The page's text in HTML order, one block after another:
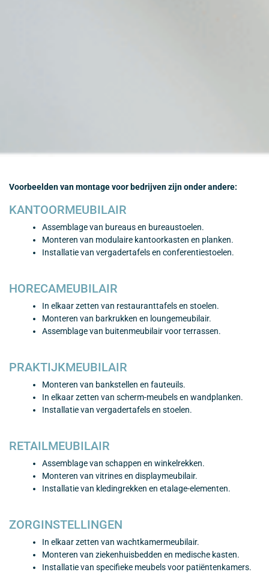
Voorbeelden van montage voor bedrijven zijn onder andere:
KANTOORMEUBILAIR
Assemblage van bureaus en bureaustoelen.
Monteren van modulaire kantoorkasten en planken.
Installatie van vergadertafels en conferentiestoelen.
HORECAMEUBILAIR
In elkaar zetten van restauranttafels en stoelen.
Monteren van barkrukken en loungemeubilair.
Assemblage van buitenmeubilair voor terrassen.
PRAKTIJKMEUBILAIR
Monteren van bankstellen en fauteuils.
In elkaar zetten van scherm-meubels en wandplanken.
Installatie van vergadertafels en stoelen.
RETAILMEUBILAIR
Assemblage van schappen en winkelrekken.
Monteren van vitrines en displaymeubilair.
Installatie van kledingrekken en etalage-elementen.
ZORGINSTELLINGEN
In elkaar zetten van wachtkamermeubilair.
Monteren van ziekenhuisbedden en medische kasten.
Installatie van specifieke meubels voor patiëntenkamers.